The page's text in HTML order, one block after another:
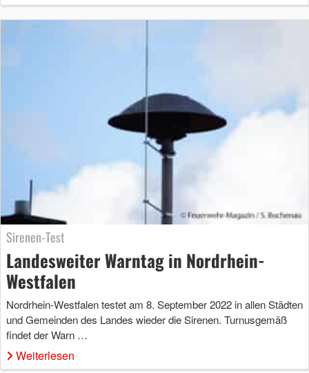
Sirenen-Test
Landesweiter Warntag in Nordrhein-
Westfalen
Nordrhein-Westfalen testet am 8. September 2022 in allen Städten
und Gemeinden des Landes wieder die Sirenen. Turnusgemäß
findet der Warn …
Weiterlesen